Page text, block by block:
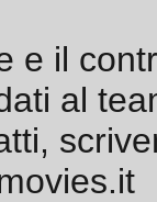
e il
al